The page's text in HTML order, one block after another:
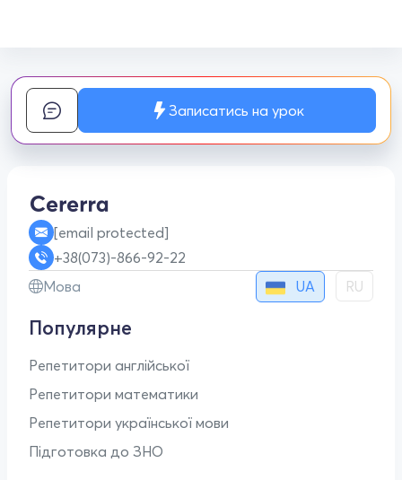
Записатись на урок
[email protected]
+38(073)-866-92-22
Мова
UA RU
Популярне
Репетитори англійської
Репетитори математики
Репетитори української мови
Підготовка до ЗНО